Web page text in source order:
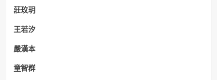
莊玟玥
王若汐
嚴漢本
童智群